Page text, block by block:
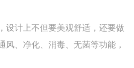
设计上不但要美观舒适，还要做
、净化、消毒、无菌等功能，